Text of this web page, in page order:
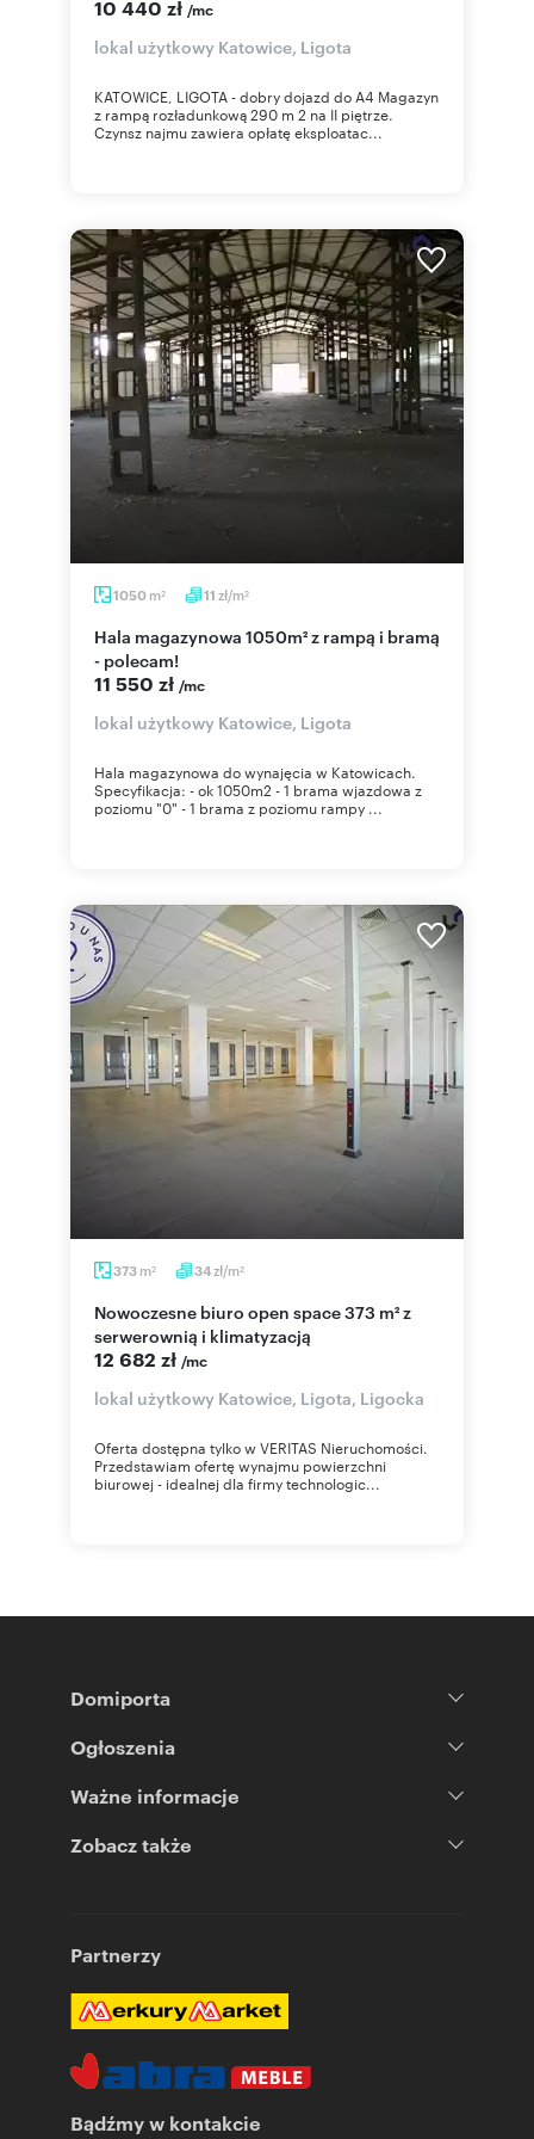
10 440 zł /mc
lokal użytkowy Katowice, Ligota
KATOWICE, LIGOTA - dobry dojazd do A4 Magazyn
z rampą rozładunkową 290 m 2 na II piętrze.
Czynsz najmu zawiera opłatę eksploatac...
1050 m2 11 zł/m2
Hala magazynowa 1050m² z rampą i bramą
- polecam!
11 550 zł /mc
lokal użytkowy Katowice, Ligota
Hala magazynowa do wynajęcia w Katowicach.
Specyfikacja: - ok 1050m2 - 1 brama wjazdowa z
poziomu "0" - 1 brama z poziomu rampy ...
373 m2 34zł/m2
Nowoczesne biuro open space 373 m² z
serwerownią i klimatyzacją
12 682 zł /mc
lokal użytkowy Katowice, Ligota, Ligocka
Oferta dostępna tylko w VERITAS Nieruchomości.
Przedstawiam ofertę wynajmu powierzchni
biurowej - idealnej dla firmy technologic...
Domiporta
Ogłoszenia
Ważne informacje
Zobacz także
Partnerzy
Bądźmy w kontakcie